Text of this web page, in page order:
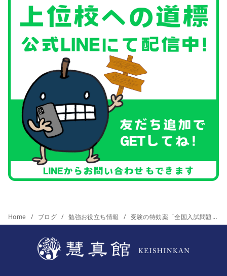
Home ブログ 勉強お役立ち情報 受験の特効薬「全国入試問題正解」が効く人と効く科目。